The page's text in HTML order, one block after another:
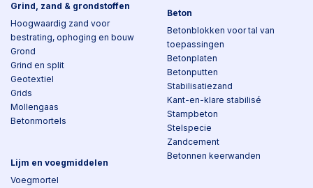
Grind, zand & grondstoffen
Hoogwaardig zand voor
bestrating, ophoging en bouw
Grond
Grind en split
Geotextiel
Grids
Mollengaas
Betonmortels
Lijm en voegmiddelen
Voegmortel
Beton
Betonblokken voor tal van
toepassingen
Betonplaten
Betonputten
Stabilisatiezand
Kant-en-klare stabilisé
Stampbeton
Stelspecie
Zandcement
Betonnen keerwanden